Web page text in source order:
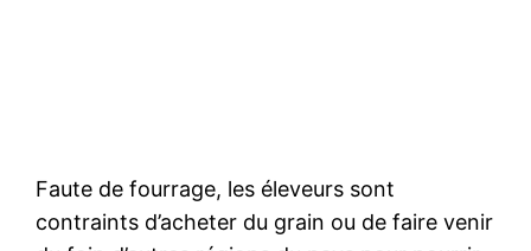
Faute de fourrage, les éleveurs sont
contraints d’acheter du grain ou de faire venir